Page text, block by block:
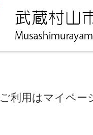
ご利用はマイペー